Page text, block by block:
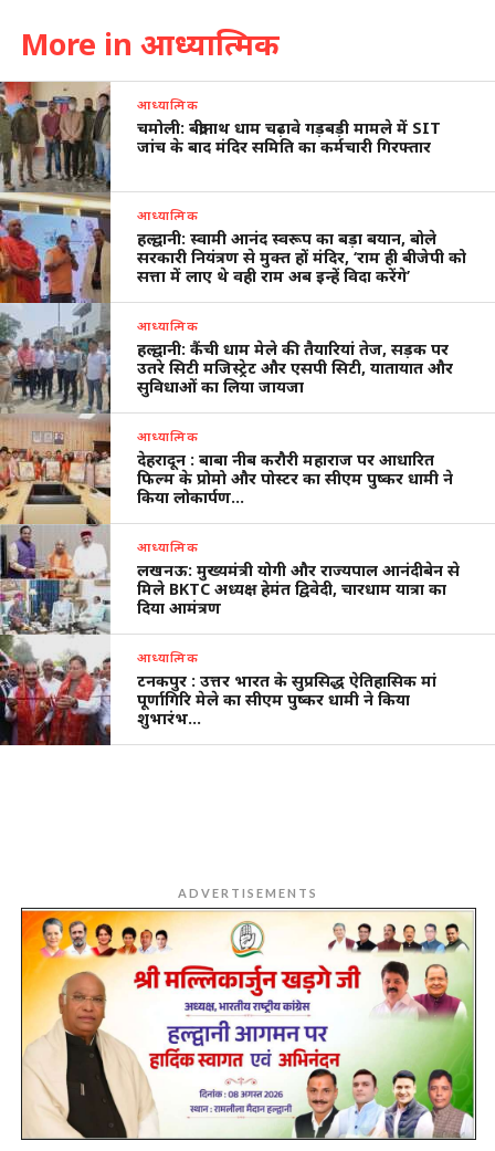
More in आध्यात्मिक
आध्यात्मिक
चमोली: बद्रीनाथ धाम चढ़ावे गड़बड़ी मामले में SIT
जांच के बाद मंदिर समिति का कर्मचारी गिरफ्तार
आध्यात्मिक
हल्द्वानी: स्वामी आनंद स्वरूप का बड़ा बयान, बोले
सरकारी नियंत्रण से मुक्त हों मंदिर, ‘राम ही बीजेपी को
सत्ता में लाए थे वही राम अब इन्हें विदा करेंगे’
आध्यात्मिक
हल्द्वानी: कैंची धाम मेले की तैयारियां तेज, सड़क पर
उतरे सिटी मजिस्ट्रेट और एसपी सिटी, यातायात और
सुविधाओं का लिया जायजा
आध्यात्मिक
देहरादून : बाबा नीब करौरी महाराज पर आधारित
फिल्म के प्रोमो और पोस्टर का सीएम पुष्कर धामी ने
किया लोकार्पण…
आध्यात्मिक
लखनऊ: मुख्यमंत्री योगी और राज्यपाल आनंदीबेन से
मिले BKTC अध्यक्ष हेमंत द्विवेदी, चारधाम यात्रा का
दिया आमंत्रण
आध्यात्मिक
टनकपुर : उत्तर भारत के सुप्रसिद्ध ऐतिहासिक मां
पूर्णागिरि मेले का सीएम पुष्कर धामी ने किया
शुभारंभ…
ADVERTISEMENTS